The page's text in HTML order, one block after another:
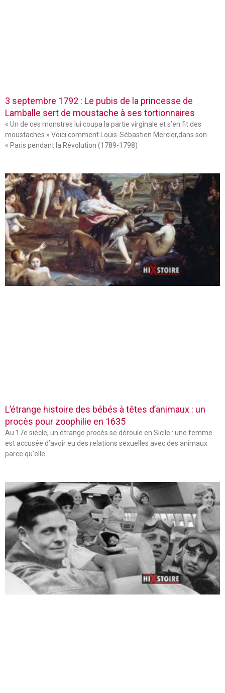
3 septembre 1792 : Le pubis de la princesse de
Lamballe sert de moustache à ses tortionnaires
« Un de ces monstres lui coupa la partie virginale et s’en fit des
moustaches » Voici comment Louis-Sébastien Mercier,dans son
« Paris pendant la Révolution (1789-1798)
L’étrange histoire des bébés à têtes d’animaux : un
procès pour zoophilie en 1635
Au 17e siècle, un étrange procès se déroule en Sicile : une femme
est accusée d’avoir eu des relations sexuelles avec des animaux
parce qu’elle